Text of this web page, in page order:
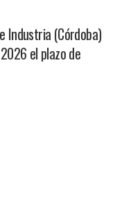
Industria (Córdoba)
el plazo de